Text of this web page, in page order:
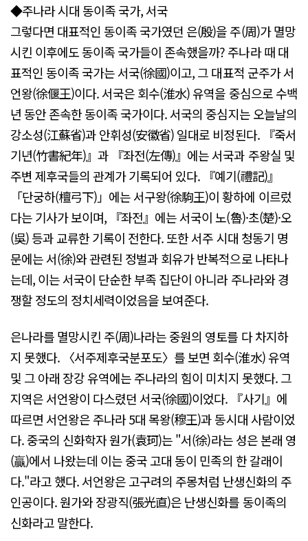
◆주나라 시대 동이족 국가, 서국
그렇다면 대표적인 동이족 국가였던 은(殷)을 주(周)가 멸망
시킨 이후에도 동이족 국가들이 존속했을까? 주나라 때 대
표적인 동이족 국가는 서국(徐國)이고, 그 대표적 군주가 서
언왕(徐偃王)이다. 서국은 회수(淮水) 유역을 중심으로 수백
년 동안 존속한 동이족 국가이다. 서국의 중심지는 오늘날의
강소성(江蘇省)과 안휘성(安徽省) 일대로 비정된다. 『죽서
기년(竹書紀年)』과 『좌전(左傳)』에는 서국과 주왕실 및
주변 제후국들의 관계가 기록되어 있다. 『예기(禮記)』
「단궁하(檀弓下)」에는 서구왕(徐駒王)이 황하에 이르렀
다는 기사가 보이며, 『좌전』에는 서국이 노(魯)·초(楚)·오
(吳) 등과 교류한 기록이 전한다. 또한 서주 시대 청동기 명
문에는 서(徐)와 관련된 정벌과 회유가 반복적으로 나타나
는데, 이는 서국이 단순한 부족 집단이 아니라 주나라와 경
쟁할 정도의 정치세력이었음을 보여준다.
은나라를 멸망시킨 주(周)나라는 중원의 영토를 다 차지하
지 못했다. 〈서주제후국분포도〉를 보면 회수(淮水) 유역
및 그 아래 장강 유역에는 주나라의 힘이 미치지 못했다. 그
지역은 서언왕이 다스렸던 서국(徐國)이었다. 『사기』에
따르면 서언왕은 주나라 5대 목왕(穆王)과 동시대 사람이었
다. 중국의 신화학자 원가(袁珂)는 "서(徐)라는 성은 본래 영
(贏)에서 나왔는데 이는 중국 고대 동이 민족의 한 갈래이
다."라고 했다. 서언왕은 고구려의 주몽처럼 난생신화의 주
인공이다. 원가와 장광직(張光直)은 난생신화를 동이족의
신화라고 말한다.